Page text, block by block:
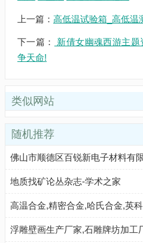
上一篇： 高低温试验箱_高低温
下一篇：
新倩女幽魂西游主题
争天命!
类似网站
随机推荐
佛山市顺德区百锐新电子材料有
地质找矿论丛杂志-学术之家